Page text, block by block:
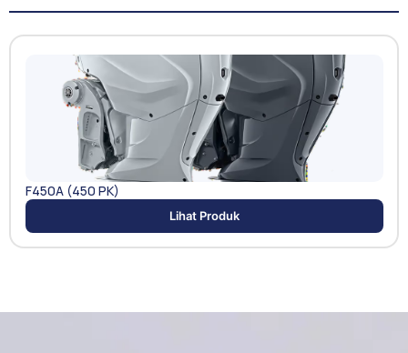
F450A (450 PK)
Lihat Produk